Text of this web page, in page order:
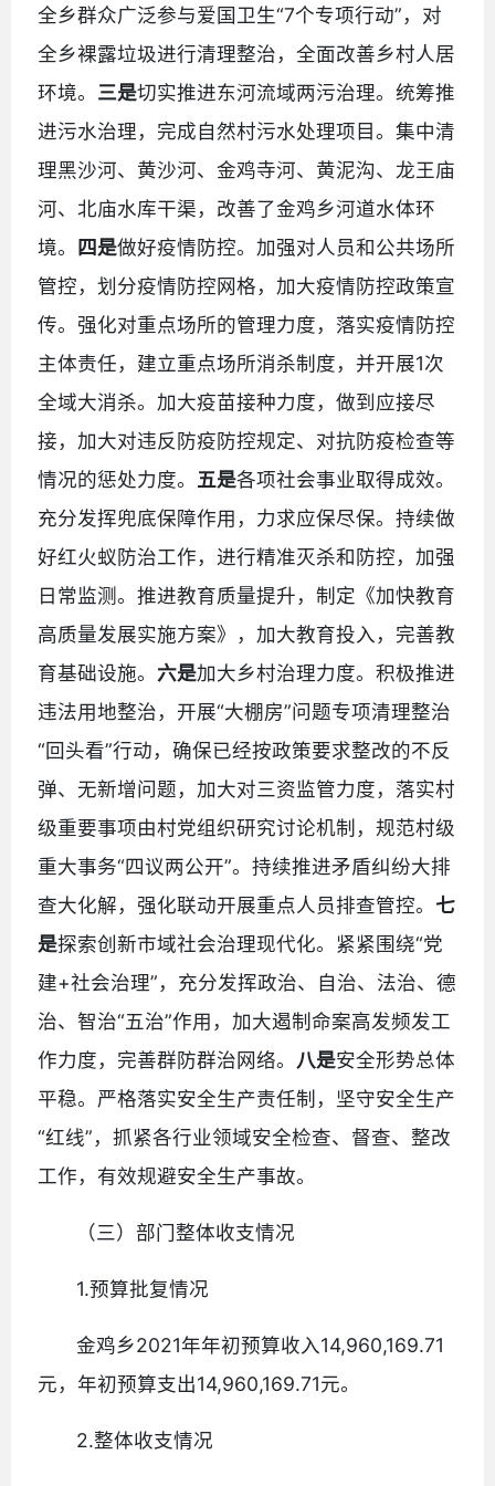
全乡群众广泛参与爱国卫生“7个专项行动”，对
全乡裸露垃圾进行清理整治，全面改善乡村人居
环境。 三是切实推进东河流域两污治理。统筹推
进污水治理，完成自然村污水处理项目。集中清
理黑沙河、黄沙河、金鸡寺河、黄泥沟、龙王庙
河、北庙水库干渠，改善了金鸡乡河道水体环
境。 四是做好疫情防控。加强对人员和公共场所
管控，划分疫情防控网格，加大疫情防控政策宣
传。强化对重点场所的管理力度，落实疫情防控
主体责任，建立重点场所消杀制度，并开展1次
全域大消杀。加大疫苗接种力度，做到应接尽
接，加大对违反防疫防控规定、对抗防疫检查等
情况的惩处力度。 五是各项社会事业取得成效。
充分发挥兜底保障作用，力求应保尽保。持续做
好红火蚁防治工作，进行精准灭杀和防控，加强
日常监测。推进教育质量提升，制定《加快教育
高质量发展实施方案》，加大教育投入，完善教
育基础设施。 六是加大乡村治理力度。积极推进
违法用地整治，开展“大棚房”问题专项清理整治
“回头看”行动，确保已经按政策要求整改的不反
弹、无新增问题，加大对三资监管力度，落实村
级重要事项由村党组织研究讨论机制，规范村级
重大事务“四议两公开”。持续推进矛盾纠纷大排
查大化解，强化联动开展重点人员排查管控。 七
是探索创新市域社会治理现代化。紧紧围绕“党
建+社会治理”，充分发挥政治、自治、法治、德
治、智治“五治”作用，加大遏制命案高发频发工
作力度，完善群防群治网络。 八是安全形势总体
平稳。严格落实安全生产责任制，坚守安全生产
“红线”，抓紧各行业领域安全检查、督查、整改
工作，有效规避安全生产事故。
（三）部门整体收支情况
1.预算批复情况
金鸡乡2021年年初预算收入14,960,169.71
元，年初预算支出14,960,169.71元。
2.整体收支情况